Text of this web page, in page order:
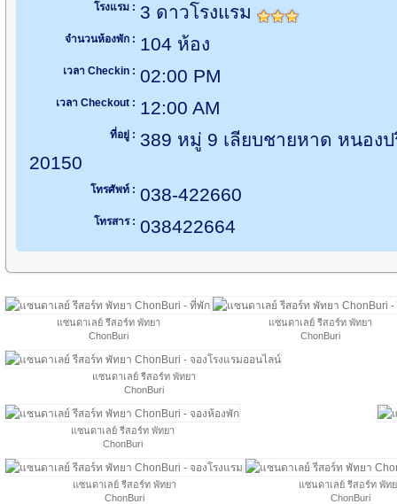
โรงแรม : 3 ดาวโรงแรม
จำนวนห้องพัก : 104 ห้อง
เวลา Checkin : 02:00 PM
เวลา Checkout : 12:00 AM
ที่อยู่ : 389 หมู่ 9 เลียบชายหาด หนอง
20150
โทรศัพท์ : 038-422660
โทรสาร : 038422664
แซนดาเลย์ รีสอร์ท พัทยา
ChonBuri
แซนดาเลย์ รีสอร์ท พัทยา
ChonBuri
แซนดาเลย์ รีสอร์ท พัทยา
ChonBuri
แซนดาเลย์ รีสอร์ท พัทยา
ChonBuri
แซนดาเลย์ รีสอร์ท พัทยา
ChonBuri
แซนดาเลย์ รีสอร์ท พัท
ChonBuri